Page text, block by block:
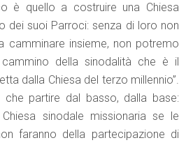
è quello a costruire una Chiesa
dei suoi Parroci: senza di loro non
camminare insieme, non potremo
della sinodalità che è il
dalla Chiesa del terzo millennio”.
partire dal basso, dalla base:
sinodale missionaria se le
faranno della partecipazione di